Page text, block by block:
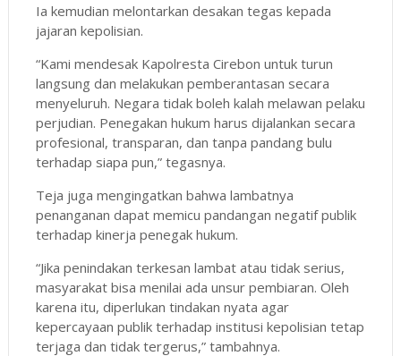
Ia kemudian melontarkan desakan tegas kepada
jajaran kepolisian.
“Kami mendesak Kapolresta Cirebon untuk turun
langsung dan melakukan pemberantasan secara
menyeluruh. Negara tidak boleh kalah melawan pelaku
perjudian. Penegakan hukum harus dijalankan secara
profesional, transparan, dan tanpa pandang bulu
terhadap siapa pun,” tegasnya.
Teja juga mengingatkan bahwa lambatnya
penanganan dapat memicu pandangan negatif publik
terhadap kinerja penegak hukum.
“Jika penindakan terkesan lambat atau tidak serius,
masyarakat bisa menilai ada unsur pembiaran. Oleh
karena itu, diperlukan tindakan nyata agar
kepercayaan publik terhadap institusi kepolisian tetap
terjaga dan tidak tergerus,” tambahnya.